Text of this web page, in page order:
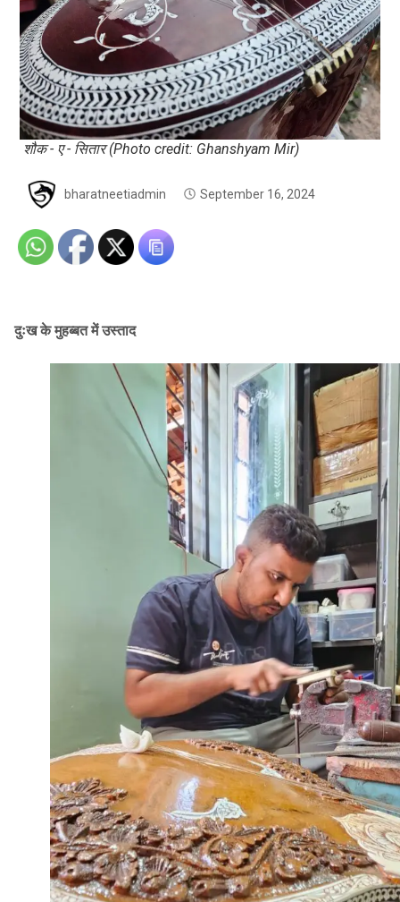
शौक - ए - सितार (Photo credit: Ghanshyam Mir)
bharatneetiadmin September 16, 2024
दुःख के मुहब्बत में उस्ताद